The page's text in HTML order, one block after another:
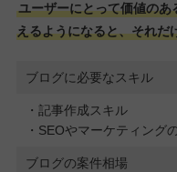
ユーザーにとって価値の
えるようになると、それだ
ブログに必要なスキル
・記事作成スキル
・SEOやマーケティング
ブログの案件相場